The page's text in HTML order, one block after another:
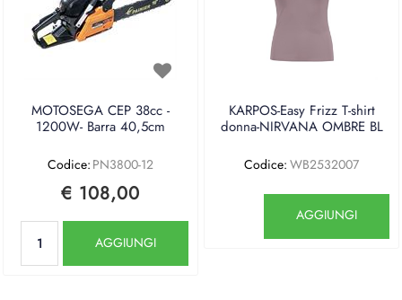
MOTOSEGA CEP 38cc -
1200W- Barra 40,5cm
Codice: PN3800-12
€ 108,00
AGGIUNGI
KARPOS-Easy Frizz T-shirt
donna-NIRVANA OMBRE BL
Codice: WB2532007
AGGIUNGI